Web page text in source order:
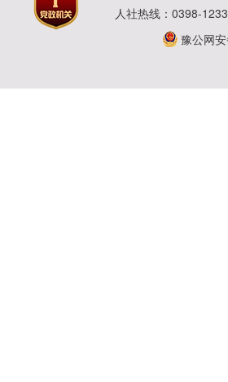
人社热线：0398-
豫公网